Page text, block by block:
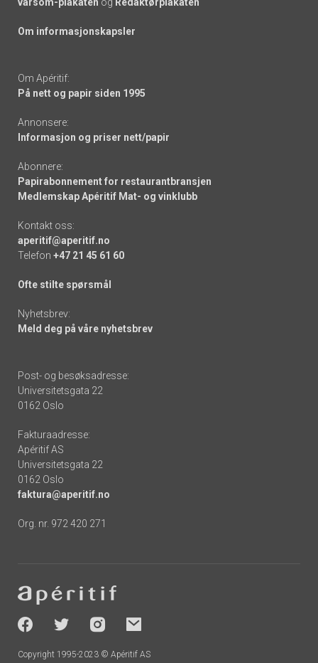
Om informasjonskapsler
Om Apéritif:
På nett og papir siden 1995
Annonsere:
Informasjon og priser nett/papir
Abonnere:
Papirabonnement for restaurantbransjen
Medlemskap Apéritif Mat- og vinklubb
Kontakt oss:
aperitif@aperitif.no
Telefon +47 21 45 61 60
Ofte stilte spørsmål
Nyhetsbrev:
Meld deg på våre nyhetsbrev
Post- og besøksadresse:
Universitetsgata 22
0162 Oslo
Fakturaadresse:
Apéritif AS
Universitetsgata 22
0162 Oslo
faktura@aperitif.no
Org. nr. 972 420 271
-
socials
Copyright 1995-2023 © Apéritif AS